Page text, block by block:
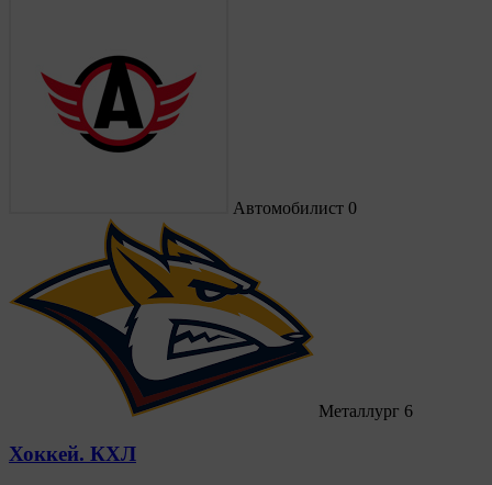
Автомобилист 0
Металлург 6
Хоккей. КХЛ